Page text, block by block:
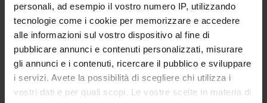
personali, ad esempio il vostro numero IP, utilizzando
tecnologie come i cookie per memorizzare e accedere
alle informazioni sul vostro dispositivo al fine di
pubblicare annunci e contenuti personalizzati, misurare
gli annunci e i contenuti, ricercare il pubblico e sviluppare
i servizi. Avete la possibilità di scegliere chi utilizza i
vostri dati e per quali scopi. Le vostre scelte in materia di
3) valutazione della risposta ai patogeni delle piante
inoculate con rizobi geneticamente modificati, iper-
produttori di auxina.
SPONSORS:
PRIN VALUTATO POSITIVAMENTE